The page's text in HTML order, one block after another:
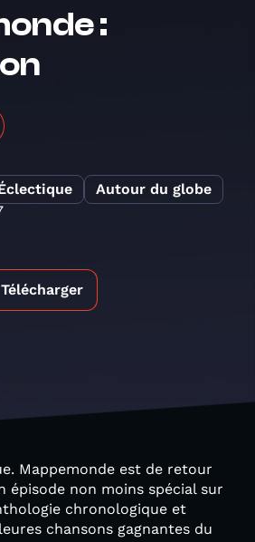
:
Autour du globe
Télécharger
Mappemonde est de retour
épisode non moins spécial sur
chronologique et
chansons gagnantes du